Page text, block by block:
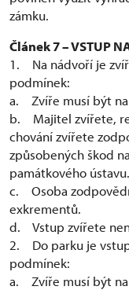
zámku.
Článek 7 – VSTUP
1. Na nádvoří je
podmínek:
a. Zvíře musí být
b. Majitel zvířete,
chování zvířete
způsobených škod
památkového ústavu.
c. Osoba
exkrementů.
d. Vstup zvířete
2. Do parku je
podmínek:
a. Zvíře musí být